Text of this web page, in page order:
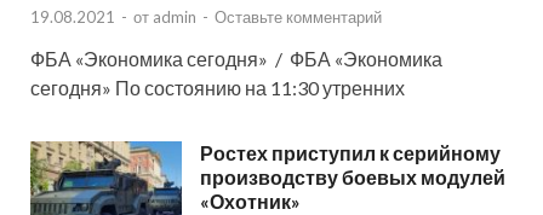
19.08.2021 - от admin - Оставьте комментарий
ФБА «Экономика сегодня» / ФБА «Экономика
сегодня» По состоянию на 11:30 утренних
Ростех приступил к серийному
производству боевых модулей
«Охотник»